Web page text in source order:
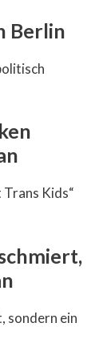
Berlin
Kids“
sondern ein